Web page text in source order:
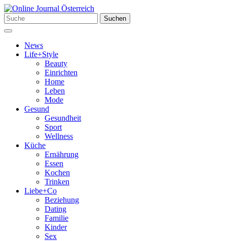
Zum
Inhalt
springen
Suchen
nach:
Suchen
Menü
News
Life+Style
Beauty
Einrichten
Home
Leben
Mode
Gesund
Gesundheit
Sport
Wellness
Küche
Ernährung
Essen
Kochen
Trinken
Liebe+Co
Beziehung
Dating
Familie
Kinder
Sex